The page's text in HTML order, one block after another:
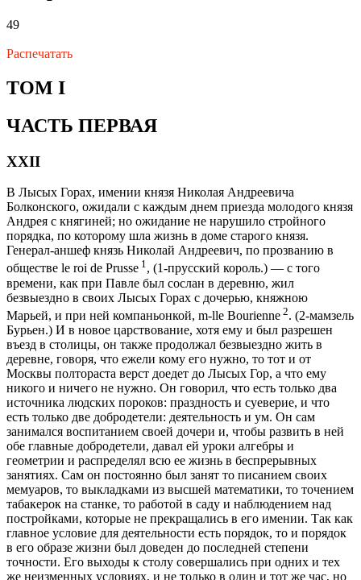
49
Распечатать
ТОМ I
ЧАСТЬ ПЕРВАЯ
XXII
В Лысых Горах, имении князя Николая Андреевича
Болконского, ожидали с каждым днем приезда молодого князя
Андрея с княгиней; но ожидание не нарушило стройного
порядка, по которому шла жизнь в доме старого князя.
Генерал-аншеф князь Николай Андреевич, по прозванию в
обществе le roi de Prusse 1, (1-прусский король.) — с того
времени, как при Павле был сослан в деревню, жил
безвыездно в своих Лысых Горах с дочерью, княжною
Марьей, и при ней компаньонкой, m-lle Bourienne 2. (2-мамзель
Бурьен.) И в новое царствование, хотя ему и был разрешен
въезд в столицы, он также продолжал безвыездно жить в
деревне, говоря, что ежели кому его нужно, то тот и от
Москвы полтораста верст доедет до Лысых Гор, а что ему
никого и ничего не нужно. Он говорил, что есть только два
источника людских пороков: праздность и суеверие, и что
есть только две добродетели: деятельность и ум. Он сам
занимался воспитанием своей дочери и, чтобы развить в ней
обе главные добродетели, давал ей уроки алгебры и
геометрии и распределял всю ее жизнь в беспрерывных
занятиях. Сам он постоянно был занят то писанием своих
мемуаров, то выкладками из высшей математики, то точением
табакерок на станке, то работой в саду и наблюдением над
постройками, которые не прекращались в его имении. Так как
главное условие для деятельности есть порядок, то и порядок
в его образе жизни был доведен до последней степени
точности. Его выходы к столу совершались при одних и тех
же неизменных условиях, и не только в один и тот же час, но